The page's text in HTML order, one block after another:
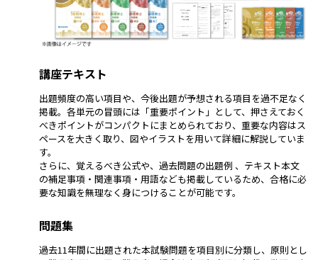
講座テキスト
出題頻度の高い項目や、今後出題が予想される項目を過不足なく
掲載。各単元の冒頭には「重要ポイント」として、押さえておく
べきポイントがコンパクトにまとめられており、重要な内容はス
ペースを大きく取り、図やイラストを用いて詳細に解説していま
す。
さらに、覚えるべき公式や、過去問題の出題例 、テキスト本文
の補足事項・関連事項・用語なども掲載しているため、合格に必
要な知識を無理なく身につけることが可能です。
問題集
過去11年間に出題された本試験問題を項目別に分類し、原則とし